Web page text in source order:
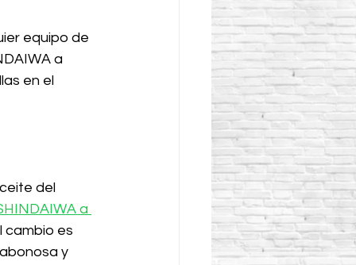
equipo de
a
en el
del
a
cambio es
y